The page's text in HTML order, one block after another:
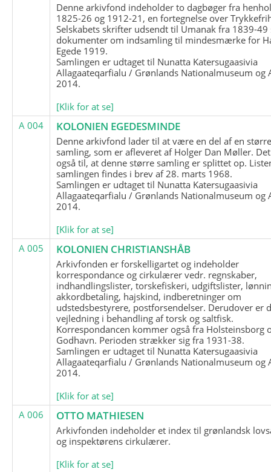
Denne arkivfond indeholder to dagbøger fra
1825-26 og 1912-21, en fortegnelse over
Selskabets skrifter udsendt til Umanak fra 1839-49
dokumenter om indsamling til mindesmærke for
Egede 1919.
Samlingen er udtaget til Nunatta Katersugaasivia
Allagaateqarfialu / Grønlands Nationalmuseum og
2014.
[Klik for at se]
A 004
KOLONIEN EGEDESMINDE
Denne arkivfond lader til at være en del af en
samling, som er afleveret af Holger Dan Møller.
også til, at denne større samling er splittet op.
samlingen findes i brev af 28. marts 1968.
Samlingen er udtaget til Nunatta Katersugaasivia
Allagaateqarfialu / Grønlands Nationalmuseum og
2014.
[Klik for at se]
A 005
KOLONIEN CHRISTIANSHÅB
Arkivfonden er forskelligartet og indeholder
korrespondance og cirkulærer vedr. regnskaber,
indhandlingslister, torskefiskeri, udgiftslister,
akkordbetaling, hajskind, indberetninger om
udstedsbestyrere, postforsendelser. Derudover er
vejledning i behandling af torsk og saltfisk.
Korrespondancen kommer også fra Holsteinsborg
Godhavn. Perioden strækker sig fra 1931-38.
Samlingen er udtaget til Nunatta Katersugaasivia
Allagaateqarfialu / Grønlands Nationalmuseum og
2014.
[Klik for at se]
A 006
OTTO MATHIESEN
Arkivfonden indeholder et index til grønlandsk
og inspektørens cirkulærer.
[Klik for at se]